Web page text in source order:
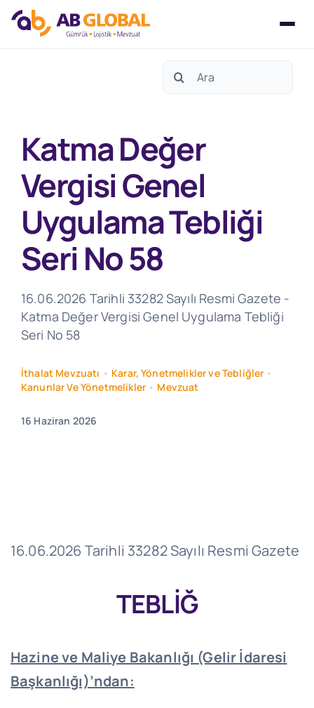
Search
Katma Değer
Vergisi Genel
Uygulama Tebliği
Seri No 58
16.06.2026 Tarihli 33282 Sayılı Resmi Gazete -
Katma Değer Vergisi Genel Uygulama Tebliği
Seri No 58
İthalat Mevzuatı • Karar, Yönetmelikler ve Tebliğler •
Kanunlar Ve Yönetmelikler • Mevzuat
16 Haziran 2026
16.06.2026 Tarihli 33282 Sayılı Resmi Gazete
TEBLİĞ
Hazine ve Maliye Bakanlığı (Gelir İdaresi
Başkanlığı)’ndan: